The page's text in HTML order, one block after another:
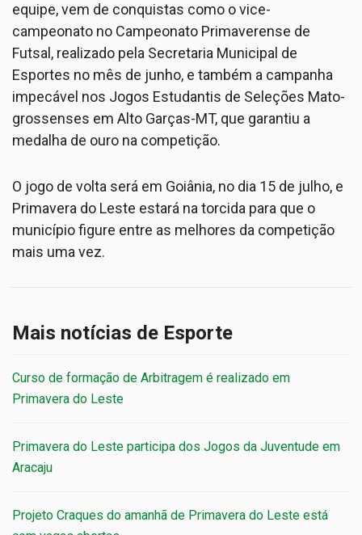
equipe, vem de conquistas como o vice-
campeonato no Campeonato Primaverense de
Futsal, realizado pela Secretaria Municipal de
Esportes no mês de junho, e também a campanha
impecável nos Jogos Estudantis de Seleções Mato-
grossenses em Alto Garças-MT, que garantiu a
medalha de ouro na competição.
O jogo de volta será em Goiânia, no dia 15 de julho, e
Primavera do Leste estará na torcida para que o
município figure entre as melhores da competição
mais uma vez.
Mais notícias de Esporte
Curso de formação de Arbitragem é realizado em
Primavera do Leste
Primavera do Leste participa dos Jogos da Juventude em
Aracaju
Projeto Craques do amanhã de Primavera do Leste está